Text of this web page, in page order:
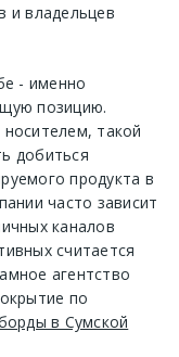
и владельцев
- именно
позицию.
такой
добиться
продукта в
часто зависит
каналов
считается
агентство
по
в Сумской